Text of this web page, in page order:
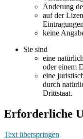
Änderung
auf der
keine
Sie sind
eine
oder einem
eine
durch
Drittstaat.
Erforderliche
Text überspringen